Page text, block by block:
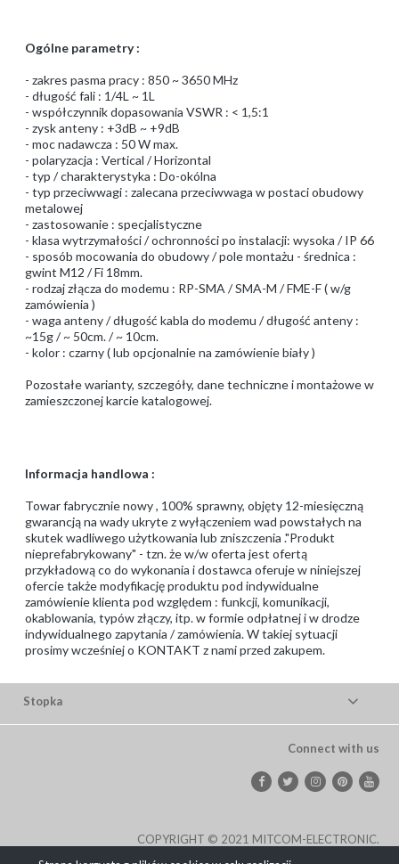
Ogólne parametry :
- zakres pasma pracy : 850 ~ 3650 MHz
- długość fali : 1/4L ~ 1L
- współczynnik dopasowania VSWR : < 1,5:1
- zysk anteny : +3dB ~ +9dB
- moc nadawcza : 50 W max.
- polaryzacja : Vertical / Horizontal
- typ / charakterystyka : Do-okólna
- typ przeciwwagi : zalecana przeciwwaga w postaci obudowy
metalowej
- zastosowanie : specjalistyczne
- klasa wytrzymałości / ochronności po instalacji: wysoka / IP 66
- sposób mocowania do obudowy / pole montażu - średnica :
gwint M12 / Fi 18mm.
- rodzaj złącza do modemu : RP-SMA / SMA-M / FME-F ( w/g
zamówienia )
- waga anteny / długość kabla do modemu / długość anteny :
~15g / ~ 50cm. / ~ 10cm.
- kolor : czarny ( lub opcjonalnie na zamówienie biały )
Pozostałe warianty, szczegóły, dane techniczne i montażowe w
zamieszczonej karcie katalogowej.
Informacja handlowa :
Towar fabrycznie nowy , 100% sprawny, objęty 12-miesięczną
gwarancją na wady ukryte z wyłączeniem wad powstałych na
skutek wadliwego użytkowania lub zniszczenia ."Produkt
nieprefabrykowany" - tzn. że w/w oferta jest ofertą
przykładową co do wykonania i dostawca oferuje w niniejszej
ofercie także modyfikację produktu pod indywidualne
zamówienie klienta pod względem : funkcji, komunikacji,
okablowania, typów złączy, itp. w formie odpłatnej i w drodze
indywidualnego zapytania / zamówienia. W takiej sytuacji
prosimy wcześniej o KONTAKT z nami przed zakupem.
Stopka
Connect with us
COPYRIGHT © 2021 MITCOM-ELECTRONIC.